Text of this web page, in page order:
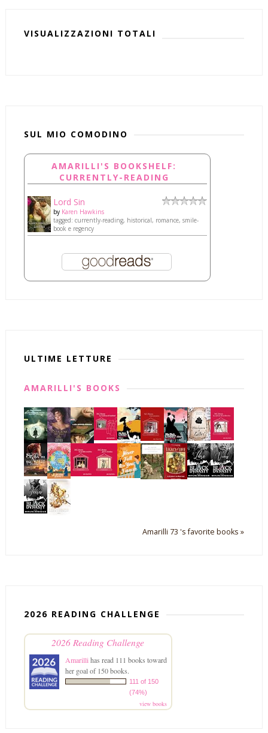
VISUALIZZAZIONI TOTALI
SUL MIO COMODINO
AMARILLI'S BOOKSHELF:
CURRENTLY-READING
Lord Sin
by Karen Hawkins
tagged: currently-reading, historical, romance, smile-
book e regency
ULTIME LETTURE
AMARILLI'S BOOKS
Amarilli 73 's favorite books »
2026 READING CHALLENGE
2026 Reading Challenge
Amarillihas read 111 books toward
her goal of 150 books.
111 of 150
(74%)
view books